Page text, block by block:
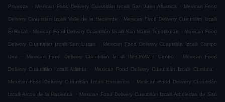
Privanza . Mexican Food Delivery Cuautitlán Izcalli San Juan Atlamica . Mexican Food
Delivery Cuautitlán Izcalli Valle de la Hacienda . Mexican Food Delivery Cuautitlán Izcalli
El Rosal . Mexican Food Delivery Cuautitlán Izcalli San Martin Tepetlixpan . Mexican Food
Delivery Cuautitlán Izcalli San Lucas . Mexican Food Delivery Cuautitlán Izcalli Campo
Uno . Mexican Food Delivery Cuautitlán Izcalli INFONAVIT Centro . Mexican Food
Delivery Cuautitlán Izcalli Atlanta . Mexican Food Delivery Cuautitlán Izcalli Cumbria .
Mexican Food Delivery Cuautitlán Izcalli Ensueños . Mexican Food Delivery Cuautitlán
Izcalli Arcos de la Hacienda . Mexican Food Delivery Cuautitlán Izcalli Arboledas de San